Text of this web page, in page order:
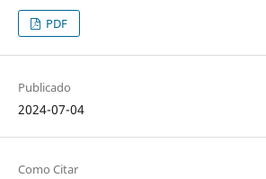
PDF
Publicado
2024-07-04
Como Citar